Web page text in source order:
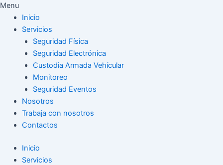
Menu
Inicio
Servicios
Seguridad Física
Seguridad Electrónica
Custodia Armada Vehícular
Monitoreo
Seguridad Eventos
Nosotros
Trabaja con nosotros
Contactos
Inicio
Servicios